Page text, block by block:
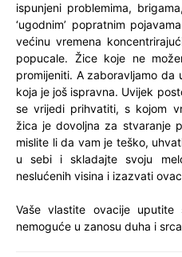
ispunjeni problemima,
‘ugodnim’ popratnim
većinu vremena
popucale. Žice koje ne
promijeniti. A zaboravljamo da
koja je još ispravna. Uvijek
se vrijedi prihvatiti, s kojom
žica je dovoljna za stvaranje
mislite li da vam je teško,
u sebi i skladajte svoju
neslućenih visina i izazvati
Vaše vlastite ovacije
nemoguće u zanosu duha i